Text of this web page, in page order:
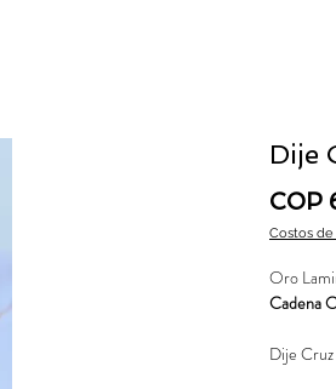
Dije
Costos de
Oro
Cadena
Dije